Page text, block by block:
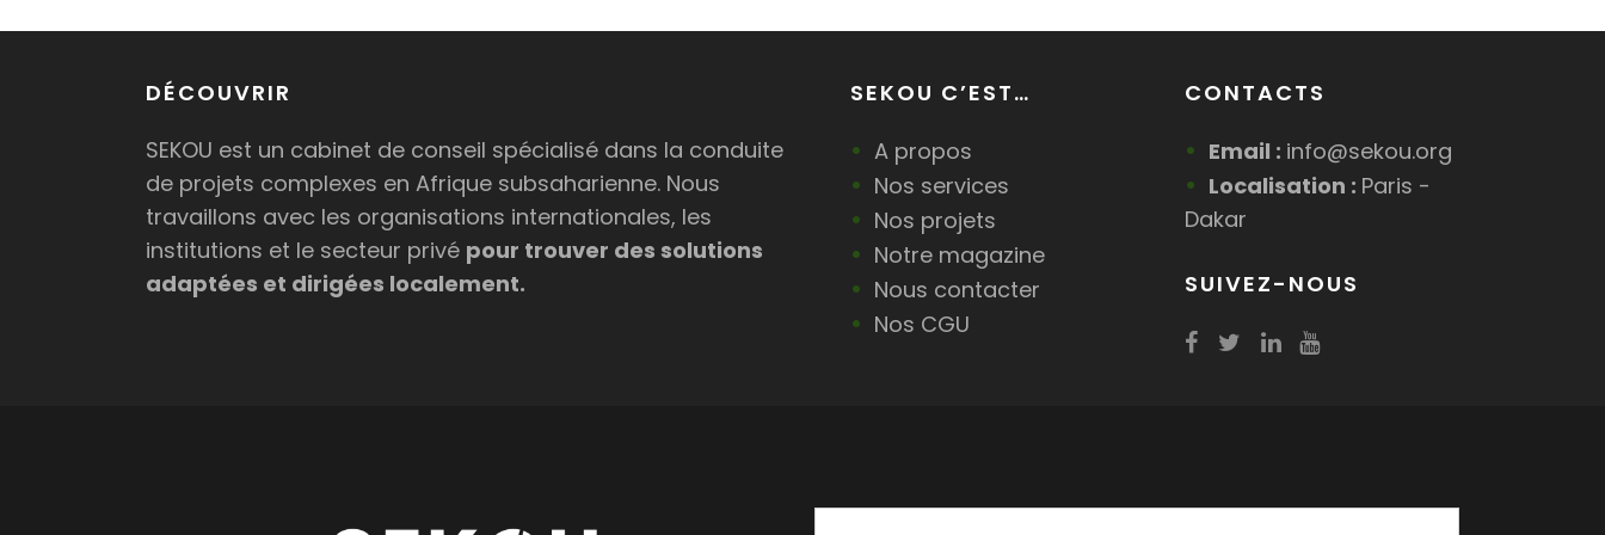
DÉCOUVRIR
SEKOU est un cabinet de conseil spécialisé dans la conduite
de projets complexes en Afrique subsaharienne. Nous
travaillons avec les organisations internationales, les
institutions et le secteur privé pour trouver des solutions
adaptées et dirigées localement.
SEKOU C’EST…
A propos
Nos services
Nos projets
Notre magazine
Nous contacter
Nos CGU
CONTACTS
Email : info@sekou.org
Localisation : Paris -
Dakar
SUIVEZ-NOUS